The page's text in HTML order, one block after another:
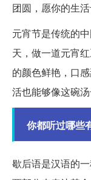
团圆，愿你的生
元宵节是传统的
天，做一道元宵
的颜色鲜艳，口
活也能够像这碗汤
你都听过哪些
歇后语是汉语的